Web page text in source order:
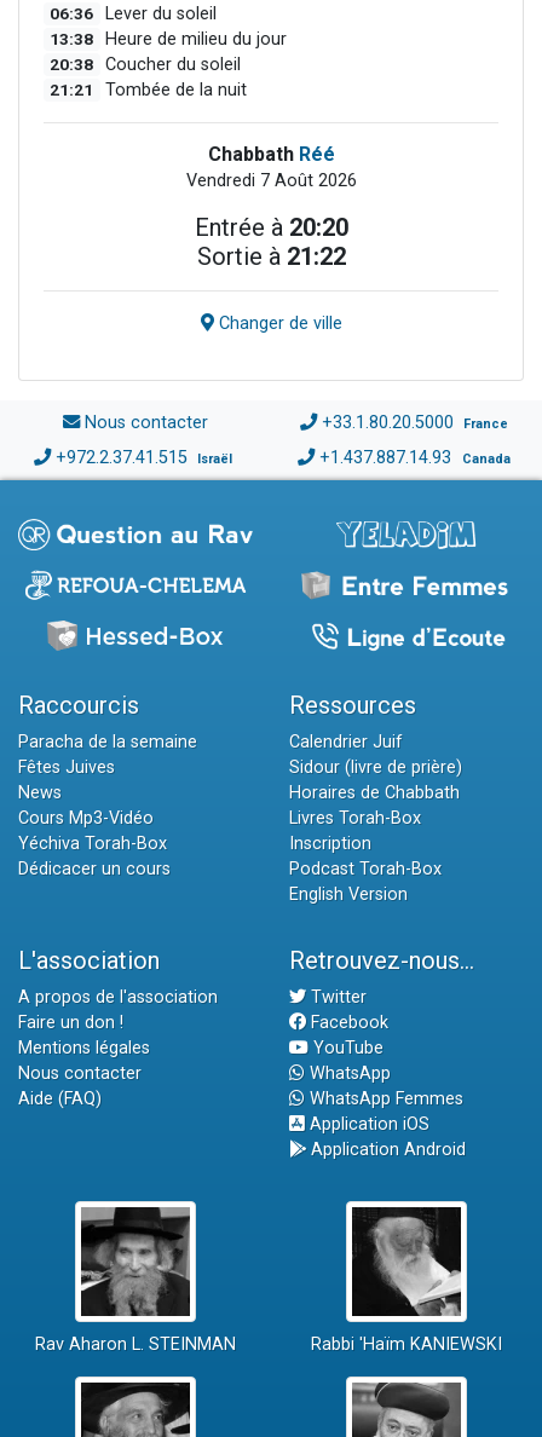
06:36 Lever du soleil
13:38 Heure de milieu du jour
20:38 Coucher du soleil
21:21 Tombée de la nuit
Chabbath Réé
Vendredi 7 Août 2026
Entrée à 20:20
Sortie à 21:22
Changer de ville
Nous contacter +33.1.80.20.5000 France
+972.2.37.41.515 Israël +1.437.887.14.93 Canada
Raccourcis
Paracha de la semaine
Fêtes Juives
News
Cours Mp3-Vidéo
Yéchiva Torah-Box
Dédicacer un cours
Ressources
Calendrier Juif
Sidour (livre de prière)
Horaires de Chabbath
Livres Torah-Box
Inscription
Podcast Torah-Box
English Version
L'association
A propos de l'association
Faire un don !
Mentions légales
Nous contacter
Aide (FAQ)
Retrouvez-nous...
Twitter
Facebook
YouTube
WhatsApp
WhatsApp Femmes
Application iOS
Application Android
Rav Aharon L. STEINMAN Rabbi 'Haïm KANIEWSKI